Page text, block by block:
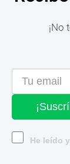
¡No
He leído